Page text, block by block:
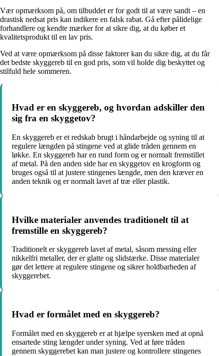
Vær opmærksom på, om tilbuddet er for godt til at være sandt – en
drastisk nedsat pris kan indikere en falsk rabat. Gå efter pålidelige
forhandlere og kendte mærker for at sikre dig, at du køber et
kvalitetsprodukt til en lav pris.
Ved at være opmærksom på disse faktorer kan du sikre dig, at du får
det bedste skyggereb til en god pris, som vil holde dig beskyttet og
stilfuld hele sommeren.
Hvad er en skyggereb, og hvordan adskiller den
sig fra en skyggetov?
En skyggereb er et redskab brugt i håndarbejde og syning til at
regulere længden på stingene ved at glide tråden gennem en
løkke. En skyggereb har en rund form og er normalt fremstillet
af metal. På den anden side har en skyggetov en krogform og
bruges også til at justere stingenes længde, men den kræver en
anden teknik og er normalt lavet af træ eller plastik.
Hvilke materialer anvendes traditionelt til at
fremstille en skyggereb?
Traditionelt er skyggereb lavet af metal, såsom messing eller
nikkelfri metaller, der er glatte og slidstærke. Disse materialer
gør det lettere at regulere stingene og sikrer holdbarheden af
skyggerebet.
Hvad er formålet med en skyggereb?
Formålet med en skyggereb er at hjælpe syersken med at opnå
ensartede sting længder under syning. Ved at føre tråden
gennem skyggerebet kan man justere og kontrollere stingenes